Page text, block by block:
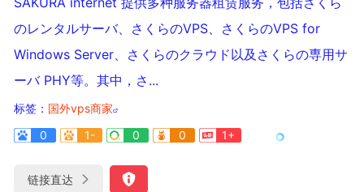
のレンタルサーバ、さくらのVPS、さくらのVPS for
Windows Server、さくらのクラウド以及さくらの専用サ
ーバ PHY等。其中，さ...
标签： 国外vps商家
0
1- 0 0 1+
链接直达